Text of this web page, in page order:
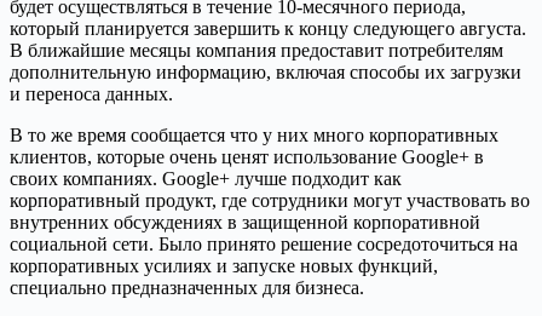
будет осуществляться в течение 10-месячного периода,
который планируется завершить к концу следующего августа.
В ближайшие месяцы компания предоставит потребителям
дополнительную информацию, включая способы их загрузки
и переноса данных.
В то же время сообщается что у них много корпоративных
клиентов, которые очень ценят использование Google+ в
своих компаниях. Google+ лучше подходит как
корпоративный продукт, где сотрудники могут участвовать во
внутренних обсуждениях в защищенной корпоративной
социальной сети. Было принято решение сосредоточиться на
корпоративных усилиях и запуске новых функций,
специально предназначенных для бизнеса.